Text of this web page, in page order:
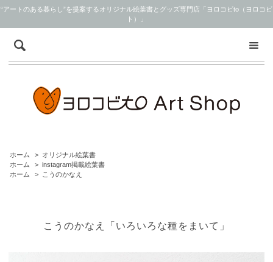
“アートのある暮らし”を提案するオリジナル絵葉書とグッズ専門店「ヨロコビto（ヨロコビ
ト）」
ホーム > オリジナル絵葉書
ホーム
> instagram掲載絵葉書
ホーム
> こうのかなえ
こうのかなえ「いろいろな種をまいて」